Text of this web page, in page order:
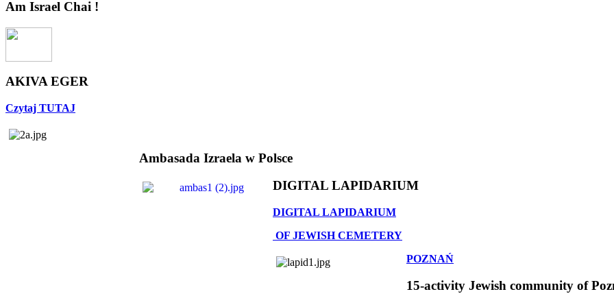
Am Israel Chai !
AKIVA EGER
Czytaj TUTAJ
Ambasada Izraela w Polsce
DIGITAL LAPIDARIUM
DIGITAL LAPIDARIUM
OF JEWISH CEMETERY
POZNAŃ
15-activity Jewish community of